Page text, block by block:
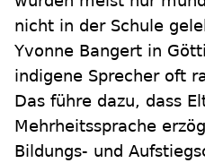
nicht in der Schule
Yvonne Bangert in
indigene Sprecher oft
Das führe dazu, dass
Mehrheitssprache
Bildungs- und